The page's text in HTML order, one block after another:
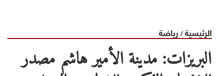
الرئيسية/ رياضة
البريزات: مدينة الأمير هاشم مصدر